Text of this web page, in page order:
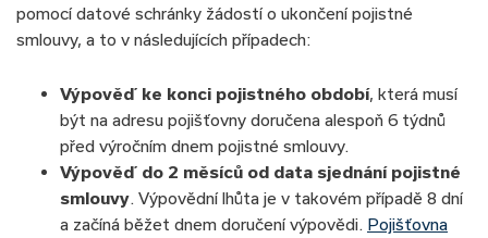
pomocí datové schránky žádostí o ukončení pojistné
smlouvy, a to v následujících případech:
Výpověď ke konci pojistného období, která musí
být na adresu pojišťovny doručena alespoň 6 týdnů
před výročním dnem pojistné smlouvy.
Výpověď do 2 měsíců od data sjednání pojistné
smlouvy. Výpovědní lhůta je v takovém případě 8 dní
a začíná běžet dnem doručení výpovědi. Pojišťovna